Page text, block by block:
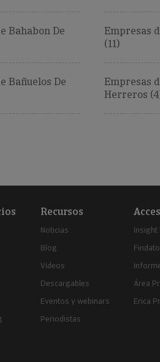
Bahabon De
Empresas
(11)
Bañuelos De
Empresas
Herreros
Recursos
Noticias
Blog
Vídeos
Descargables
Eventos y webinars
Periodistas
Insight
Findato
Área
Erica